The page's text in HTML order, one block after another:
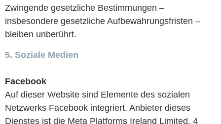
Zwingende gesetzliche Bestimmungen –
insbesondere gesetzliche Aufbewahrungsfristen –
bleiben unberührt.
5. Soziale Medien
Facebook
Auf dieser Website sind Elemente des sozialen
Netzwerks Facebook integriert. Anbieter dieses
Dienstes ist die Meta Platforms Ireland Limited, 4